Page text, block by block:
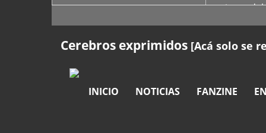
oriente
Cerebros exprimidos [Acá solo se
INICIO NOTICIAS FANZINE